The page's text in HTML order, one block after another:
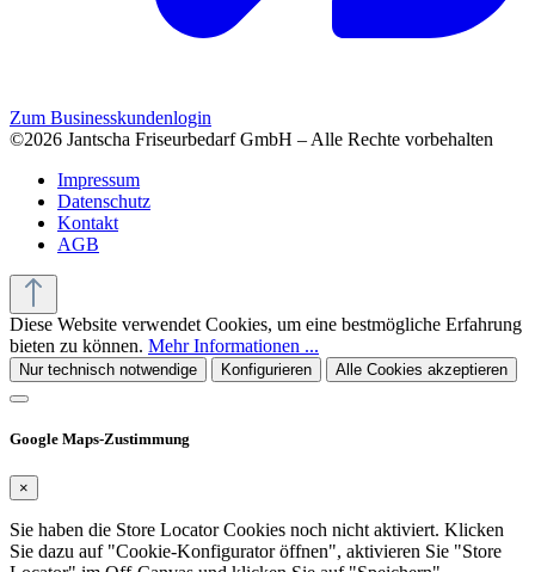
Zum Businesskundenlogin
©2026 Jantscha Friseurbedarf GmbH – Alle Rechte vorbehalten
Impressum
Datenschutz
Kontakt
AGB
Diese Website verwendet Cookies, um eine bestmögliche Erfahrung
bieten zu können. Mehr Informationen ...
Nur technisch notwendige Konfigurieren Alle Cookies akzeptieren
Google Maps-Zustimmung
×
Sie haben die Store Locator Cookies noch nicht aktiviert. Klicken
Sie dazu auf "Cookie-Konfigurator öffnen", aktivieren Sie "Store